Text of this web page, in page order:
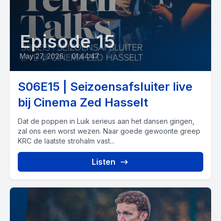
Episode 15
May 27, 2026 • 01:44:47
S06E15 | Seizoensafsluiter live
bij Cinema Zed Hasselt
Dat de poppen in Luik serieus aan het dansen gingen,
zal ons een worst wezen. Naar goede gewoonte greep
KRC de laatste strohalm vast...
Listen